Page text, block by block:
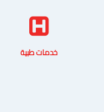
خدمات طبية